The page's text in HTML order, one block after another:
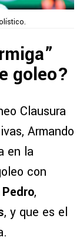
goleo?
Clausura
Armando
en la
con
,
, y que es el